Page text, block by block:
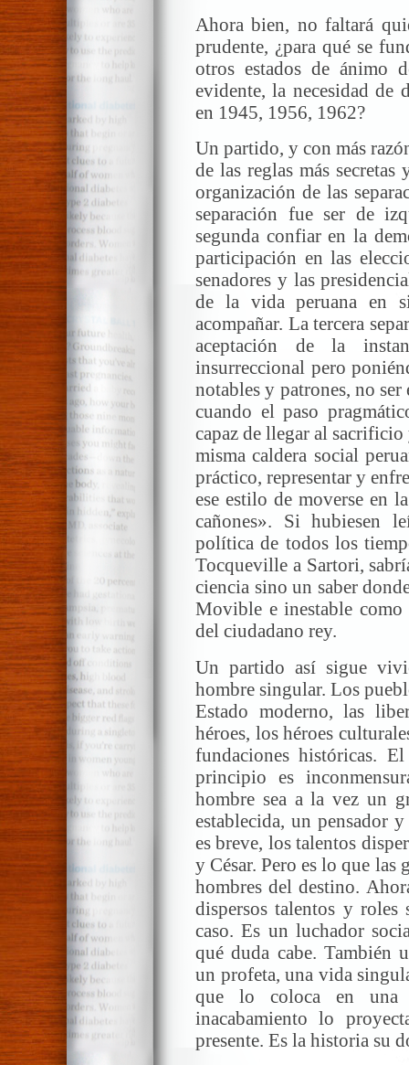
Ahora bien, no faltará
prudente, ¿para qué se
otros estados de ánimo
evidente, la necesidad de
en 1945, 1956, 1962?
Un partido, y con más
de las reglas más
organización de las
separación fue ser de
segunda confiar en la
participación en las
senadores y las
de la vida peruana en
acompañar. La tercera
aceptación de la
insurreccional pero
notables y patrones, no
cuando el paso
capaz de llegar al
misma caldera social
práctico, representar y
ese estilo de moverse en
cañones». Si hubiesen
política de todos los
Tocqueville a Sartori,
ciencia sino un saber
Movible e inestable como
del ciudadano rey.
Un partido así sigue
hombre singular. Los
Estado moderno, las
héroes, los héroes
fundaciones históricas.
principio es
hombre sea a la vez un
establecida, un pensador
es breve, los talentos
y César. Pero es lo que las
hombres del destino.
dispersos talentos y roles
caso. Es un luchador
qué duda cabe. También
un profeta, una vida
que lo coloca en una
inacabamiento lo
presente. Es la historia su